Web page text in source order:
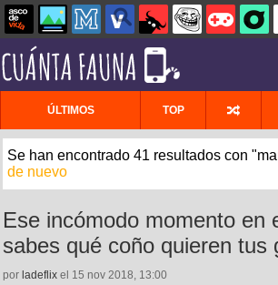
ÚLTIMOS TOP
Se han encontrado 41 resultados con
de nuevo
Ese incómodo momento en
sabes qué coño quieren tus
por ladeflix el 15 nov 2018, 13:00